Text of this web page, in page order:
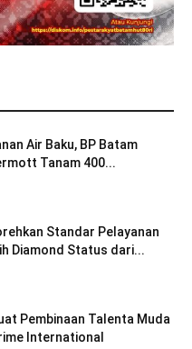
Air Baku, BP Batam
Tanam 400...
Standar Pelayanan
Diamond Status dari...
Pembinaan Talenta Muda
International